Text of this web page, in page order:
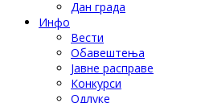
Дан града
Инфо
Вести
Обавештења
Јавне расправе
Конкурси
Одлуке